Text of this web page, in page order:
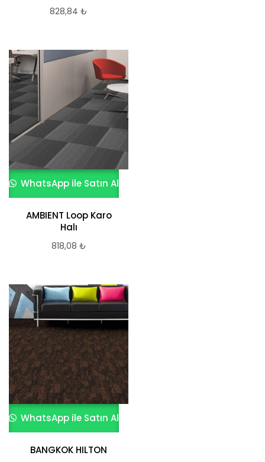
828,84 ₺
WhatsApp ile Satın Al
AMBIENT Loop Karo
Halı
818,08 ₺
WhatsApp ile Satın Al
BANGKOK HILTON